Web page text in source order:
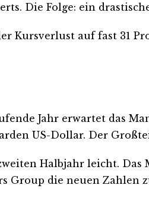
Die Folge: ein
Kursverlust auf fast 31
Jahr erwartet das
US-Dollar. Der
Halbjahr leicht.
Group die neuen Zahlen